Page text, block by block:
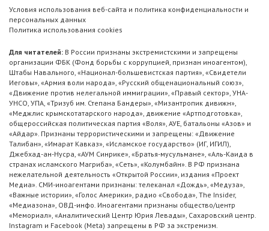
Условия использования веб-сайта и политика конфиденциальности и
персональных данных
Политика использования cookies
Для читателей: В России признаны экстремистскими и запрещены
организации ФБК (Фонд борьбы с коррупцией, признан иноагентом),
Штабы Навального, «Национал-большевистская партия», «Свидетели
Иеговы», «Армия воли народа», «Русский общенациональный союз»,
«Движение против нелегальной иммиграции», «Правый сектор», УНА-
УНСО, УПА, «Тризуб им. Степана Бандеры», «Мизантропик дивижн»,
«Меджлис крымскотатарского народа», движение «Артподготовка»,
общероссийская политическая партия «Воля», АУЕ, батальоны «Азов» и
«Айдар». Признаны террористическими и запрещены: «Движение
Талибан», «Имарат Кавказ», «Исламское государство» (ИГ, ИГИЛ),
Джебхад-ан-Нусра, «АУМ Синрике», «Братья-мусульмане», «Аль-Каида в
странах исламского Магриба», «Сеть», «Колумбайн». В РФ признана
нежелательной деятельность «Открытой России», издания «Проект
Медиа». СМИ-иноагентами признаны: телеканал «Дождь», «Медуза»,
«Важные истории», «Голос Америки», радио «Свобода», The Insider,
«Медиазона», ОВД-инфо. Иноагентами признаны общество/центр
«Мемориал», «Аналитический Центр Юрия Левады», Сахаровский центр.
Instagram и Facebook (Metа) запрещены в РФ за экстремизм.